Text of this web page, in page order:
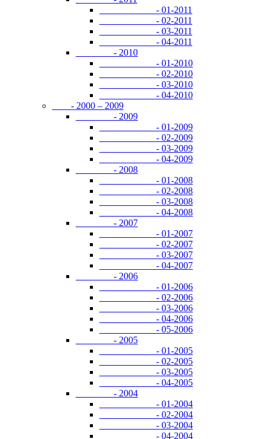
- 01-2011
- 02-2011
- 03-2011
- 04-2011
- 2010
- 01-2010
- 02-2010
- 03-2010
- 04-2010
- 2000 – 2009
- 2009
- 01-2009
- 02-2009
- 03-2009
- 04-2009
- 2008
- 01-2008
- 02-2008
- 03-2008
- 04-2008
- 2007
- 01-2007
- 02-2007
- 03-2007
- 04-2007
- 2006
- 01-2006
- 02-2006
- 03-2006
- 04-2006
- 05-2006
- 2005
- 01-2005
- 02-2005
- 03-2005
- 04-2005
- 2004
- 01-2004
- 02-2004
- 03-2004
- 04-2004